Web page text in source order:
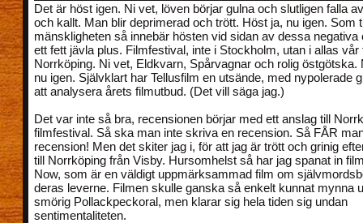
Det är höst igen. Ni vet, löven börjar gulna och slutligen falla
och kallt. Man blir deprimerad och trött. Höst ja, nu igen. Som
mänskligheten så innebär hösten vid sidan av dessa negativa
ett fett jävla plus. Filmfestival, inte i Stockholm, utan i allas vår
Norrköping. Ni vet, Eldkvarn, Spårvagnar och rolig östgötska.
nu igen. Självklart har Tellusfilm en utsände, med nypolerade
att analysera årets filmutbud. (Det vill säga jag.)
Det var inte så bra, recensionen börjar med ett anslag till
filmfestival. Så ska man inte skriva en recension. Så FÅR
recension! Men det skiter jag i, för att jag är trött och grinig
till Norrköping från Visby. Hursomhelst så har jag spanat in
Now, som är en väldigt uppmärksammad film om
deras leverne. Filmen skulle ganska så enkelt kunnat mynna
smörig Pollackpeckoral, men klarar sig hela tiden sig undan
sentimentaliteten.